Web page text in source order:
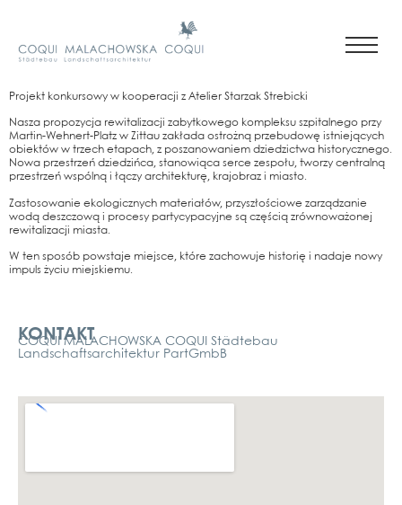
Pro­jekt kon­kur­so­wy w koope­rac­ji z Ate­lier Starzak Stre­bicki
Nas­za pro­po­zy­c­ja rewi­ta­li­zac­ji zabyt­ko­wego kom­pl­ek­su szpi­tal­n­ego przy
Mar­tin-Weh­nert-Platz w Zit­tau zakła­da ost­rożną prze­bu­do­wę ist­nie­ją­cych
obiek­tów w trzech eta­pach, z pos­za­no­wa­niem dzied­zict­wa histo­rycz­n­ego.
Nowa przestrzeń dzied­ziń­ca, sta­nowią­ca ser­ce zes­połu, twor­zy cen­tral­ną
przestrzeń wspólną i łąc­zy archi­tek­turę, kra­jobraz i mias­to.
Zasto­so­wa­nie eko­lo­gicz­nych mate­riałów, przy­szłościo­we zar­ząd­za­nie
wodą deszc­zową i pro­ce­sy par­ty­cy­pa­cy­j­ne są częścią zrów­no­ważo­nej
rewi­ta­li­zac­ji mias­ta.
W ten sposób pow­sta­je mie­j­s­ce, któ­re zacho­wu­je his­to­rię i nada­je nowy
impuls życiu mie­js­kie­mu.
KONTAKT
COQUI MALACHOWSKA COQUI Städtebau
Landschaftsarchitektur PartGmbB